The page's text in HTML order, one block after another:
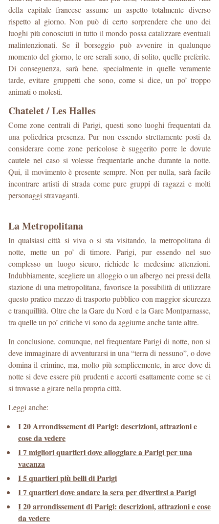
della capitale francese assume un aspetto totalmente diverso
rispetto al giorno. Non può di certo sorprendere che uno dei
luoghi più conosciuti in tutto il mondo possa catalizzare eventuali
malintenzionati. Se il borseggio può avvenire in qualunque
momento del giorno, le ore serali sono, di solito, quelle preferite.
Di conseguenza, sarà bene, specialmente in quelle veramente
tarde, evitare gruppetti che sono, come si dice, un po’ troppo
animati o molesti.
Chatelet / Les Halles
Come zone centrali di Parigi, questi sono luoghi frequentati da
una poliedrica presenza. Pur non essendo strettamente posti da
considerare come zone pericolose è suggerito porre le dovute
cautele nel caso si volesse frequentarle anche durante la notte.
Qui, il movimento è presente sempre. Non per nulla, sarà facile
incontrare artisti di strada come pure gruppi di ragazzi e molti
personaggi stravaganti.
La Metropolitana
In qualsiasi città si viva o si sta visitando, la metropolitana di
notte, mette un po’ di timore. Parigi, pur essendo nel suo
complesso un luogo sicuro, richiede le medesime attenzioni.
Indubbiamente, scegliere un alloggio o un albergo nei pressi della
stazione di una metropolitana, favorisce la possibilità di utilizzare
questo pratico mezzo di trasporto pubblico con maggior sicurezza
e tranquillità. Oltre che la Gare du Nord e la Gare Montparnasse,
tra quelle un po’ critiche vi sono da aggiurne anche tante altre.
In conclusione, comunque, nel frequentare Parigi di notte, non si
deve immaginare di avventurarsi in una “terra di nessuno”, o dove
domina il crimine, ma, molto più semplicemente, in aree dove di
notte si deve essere più prudenti e accorti esattamente come se ci
si trovasse a girare nella propria città.
Leggi anche:
I 20 Arrondissement di Parigi: descrizioni, attrazioni e
cose da vedere
I 7 migliori quartieri dove alloggiare a Parigi per una
vacanza
I 5 quartieri più belli di Parigi
I 7 quartieri dove andare la sera per divertirsi a Parigi
I 20 arrondissement di Parigi: descrizioni, attrazioni e cose
da vedere